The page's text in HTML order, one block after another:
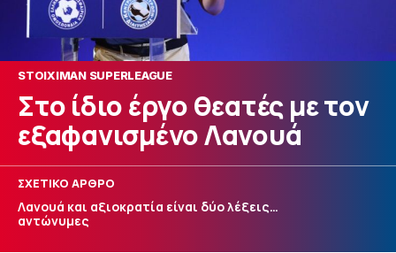
STOIXIMAN SUPERLEAGUE
Στο ίδιο έργο θεατές με τον
εξαφανισμένο Λανουά
ΣΧΕΤΙΚΟ ΑΡΘΡΟ
Λανουά και αξιοκρατία είναι δύο λέξεις…
αντώνυμες